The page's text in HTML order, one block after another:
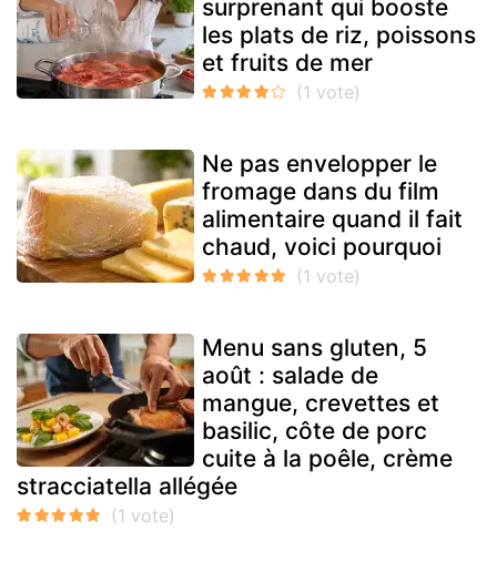
surprenant qui booste
les plats de riz, poissons
et fruits de mer
Ne pas envelopper le
fromage dans du film
alimentaire quand il fait
chaud, voici pourquoi
Menu sans gluten, 5
août : salade de
mangue, crevettes et
basilic, côte de porc
cuite à la poêle, crème
stracciatella allégée